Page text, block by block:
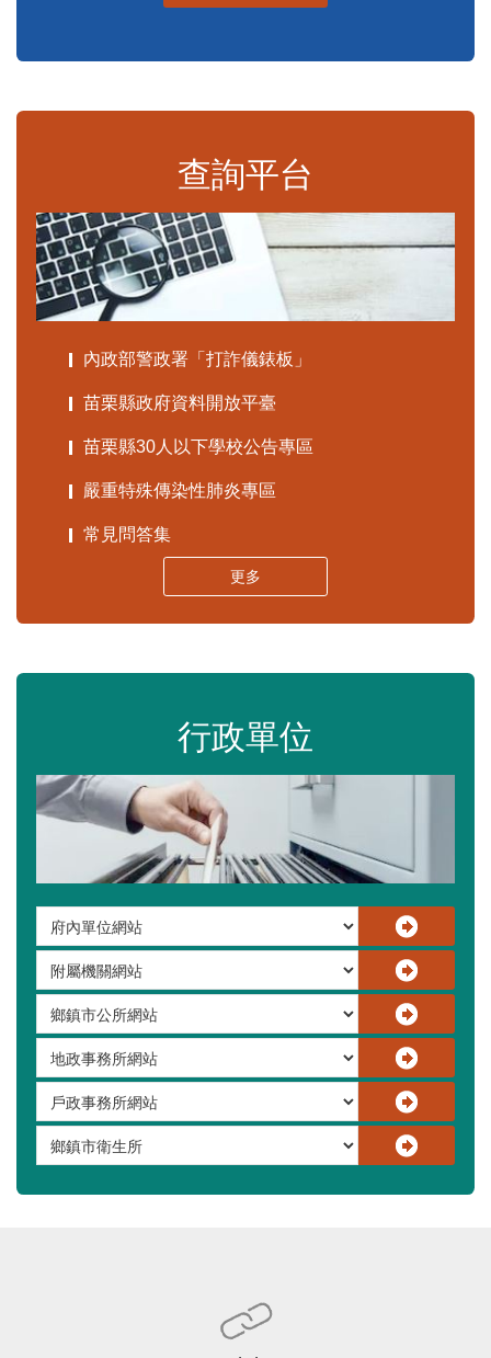
查詢平台
內政部警政署「打詐儀錶板」
苗栗縣政府資料開放平臺
苗栗縣30人以下學校公告專區
嚴重特殊傳染性肺炎專區
常見問答集
更多
行政單位